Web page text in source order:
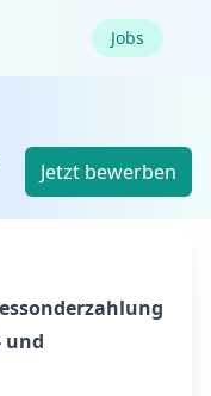
Jobs
Jetzt bewerben
und